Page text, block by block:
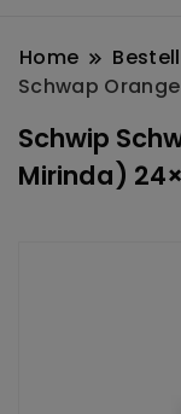
Home
Schwap
Schwip
Mirinda)